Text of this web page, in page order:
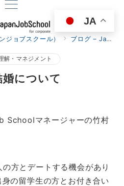
ョブスクール） ブログ – Japan Job School for corporate
解・マネジメント
について
Schoolマネージャーの竹村
方とデートする機会があり
の留学生の方とお付き合い
JA